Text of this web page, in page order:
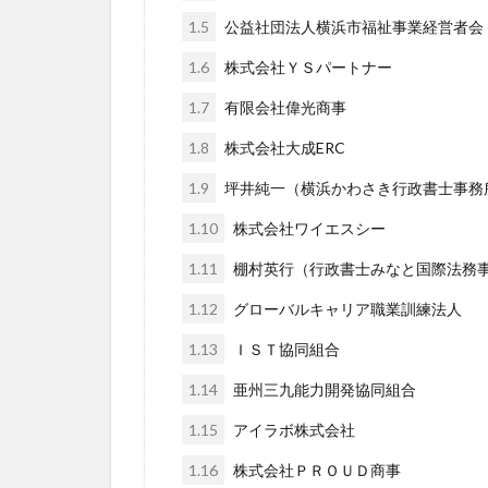
1.5 公益社団法人横浜市福祉事業経営者会
1.6 株式会社ＹＳパートナー
1.7 有限会社偉光商事
1.8 株式会社大成ERC
1.9 坪井純一（横浜かわさき行政書士事務
1.10 株式会社ワイエスシー
1.11 棚村英行（行政書士みなと国際法務
1.12 グローバルキャリア職業訓練法人
1.13 ＩＳＴ協同組合
1.14 亜州三九能力開発協同組合
1.15 アイラボ株式会社
1.16 株式会社ＰＲＯＵＤ商事